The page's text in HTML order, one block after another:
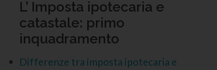
L’ Imposta ipotecaria e
catastale: primo
inquadramento
Differenze tra imposta ipotecaria e